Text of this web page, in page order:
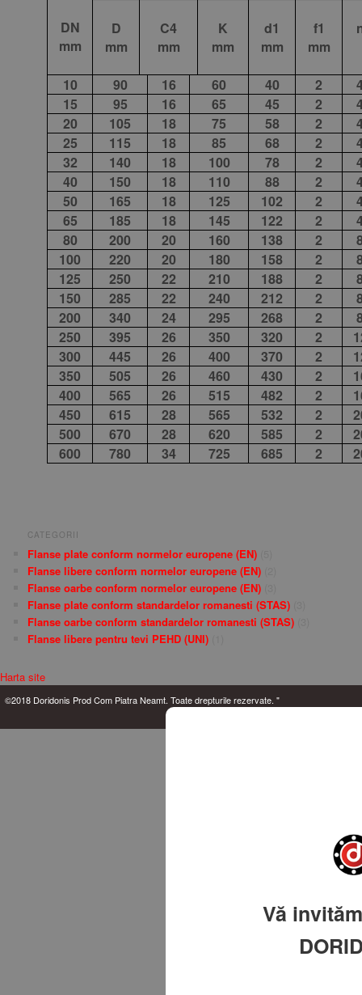
DN
mm
D
mm
C4
mm
K
mm
d1
mm
f1
mm
10 90 16 60 40 2
15
95 16 65 45 2
20
105 18 75 58 2
25
115 18 85 68 2
32
140 18 100 78 2
40
150 18 110 88 2
50
165 18 125 102 2
65
185 18 145 122 2
80
200 20 160 138 2
100
220 20 180 158 2
125
250 22 210 188 2
150
285 22 240 212 2
200
340 24 295 268 2
250
395 26 350 320 2
300
445 26 400 370 2
350
505 26 460 430 2
400
565 26 515 482 2
450
615 28 565 532 2
500
670 28 620 585 2
600
780 34 725 685 2
CATEGORII
Flanse plate conform normelor europene (EN)
Flanse libere conform normelor europene (EN)
Flanse oarbe conform normelor europene (EN)
Flanse plate conform standardelor romanesti (STAS)
Flanse oarbe conform standardelor romanesti (STAS)
Flanse libere pentru tevi PEHD (UNI)
Harta site
©2018 Doridonis Prod Com Piatra Neamt. Toate drepturile rezervate. "
Vă